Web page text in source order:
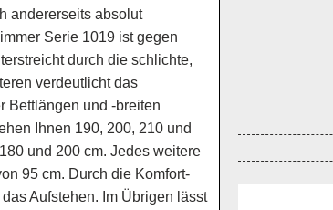
andererseits absolut
Serie 1019 ist gegen
durch die schlichte,
verdeutlicht das
Bettlängen und -breiten
Ihnen 190, 200, 210 und
und 200 cm. Jedes weitere
95 cm. Durch die Komfort-
Aufstehen. Im Übrigen lässt